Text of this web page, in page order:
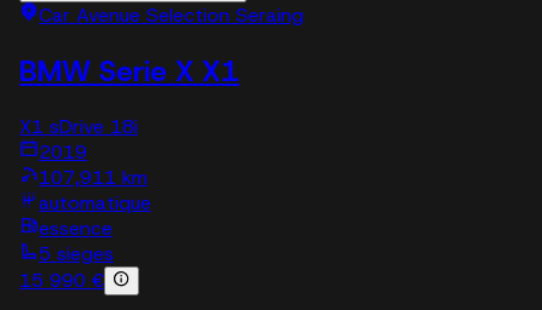
Car Avenue Selection Seraing
BMW Serie X X1
X1 sDrive 18i
2019
107,911 km
automatique
essence
5 sieges
15 990 €